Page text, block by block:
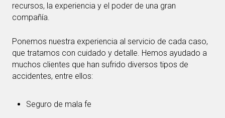
recursos, la experiencia y el poder de una gran
compañía.
Ponemos nuestra experiencia al servicio de cada caso,
que tratamos con cuidado y detalle. Hemos ayudado a
muchos clientes que han sufrido diversos tipos de
accidentes, entre ellos:
Seguro de mala fe